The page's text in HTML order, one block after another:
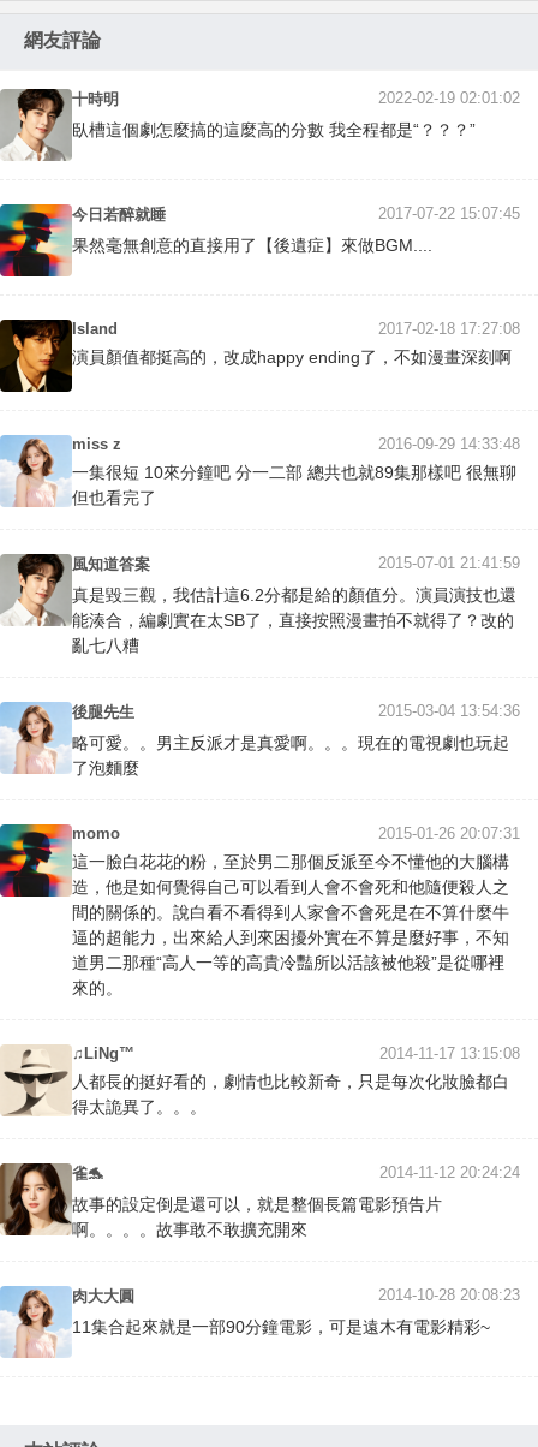
網友評論
十時明 2022-02-19 02:01:02
臥槽這個劇怎麼搞的這麼高的分數 我全程都是“？？？”
今日若醉就睡 2017-07-22 15:07:45
果然毫無創意的直接用了【後遺症】來做BGM....
Island 2017-02-18 17:27:08
演員顏值都挺高的，改成happy ending了，不如漫畫深刻啊
miss z 2016-09-29 14:33:48
一集很短 10來分鐘吧 分一二部 總共也就89集那樣吧 很無聊
但也看完了
風知道答案 2015-07-01 21:41:59
真是毀三觀，我估計這6.2分都是給的顏值分。演員演技也還
能湊合，編劇實在太SB了，直接按照漫畫拍不就得了？改的
亂七八糟
後腿先生 2015-03-04 13:54:36
略可愛。。男主反派才是真愛啊。。。現在的電視劇也玩起
了泡麵麼
momo 2015-01-26 20:07:31
這一臉白花花的粉，至於男二那個反派至今不懂他的大腦構
造，他是如何覺得自己可以看到人會不會死和他隨便殺人之
間的關係的。說白看不看得到人家會不會死是在不算什麼牛
逼的超能力，出來給人到來困擾外實在不算是麼好事，不知
道男二那種“高人一等的高貴冷豔所以活該被他殺”是從哪裡
來的。
♫LiNg™ 2014-11-17 13:15:08
人都長的挺好看的，劇情也比較新奇，只是每次化妝臉都白
得太詭異了。。。
雀🐬 2014-11-12 20:24:24
故事的設定倒是還可以，就是整個長篇電影預告片
啊。。。。故事敢不敢擴充開來
肉大大圓 2014-10-28 20:08:23
11集合起來就是一部90分鐘電影，可是遠木有電影精彩~